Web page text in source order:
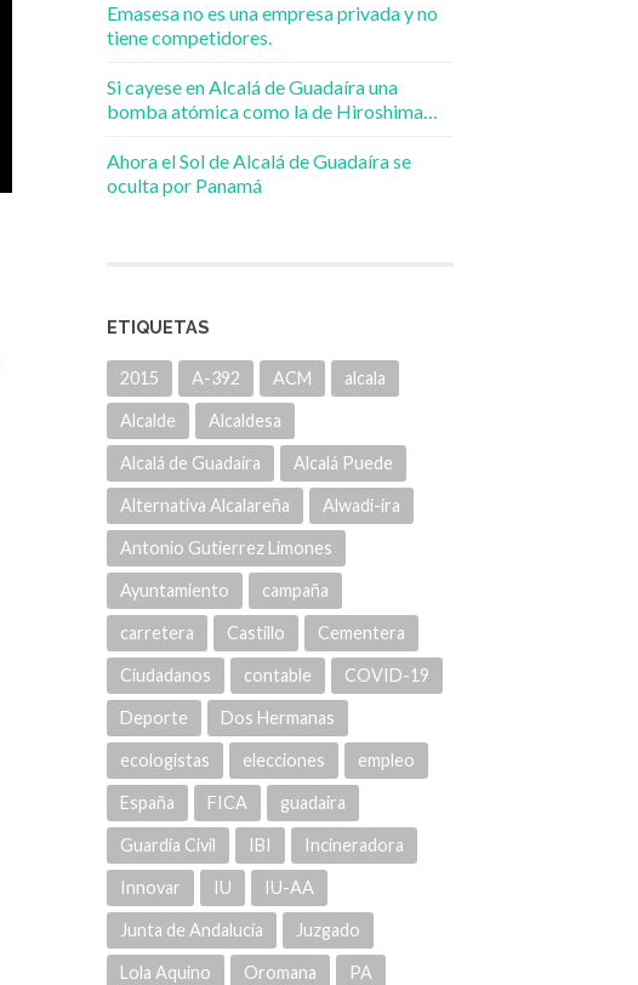
Emasesa no es una empresa privada y no
tiene competidores.
Si cayese en Alcalá de Guadaíra una
bomba atómica como la de Hiroshima…
Ahora el Sol de Alcalá de Guadaíra se
oculta por Panamá
ETIQUETAS
2015 A-392 ACM alcala
Alcalde Alcaldesa
Alcalá de Guadaíra Alcalá Puede
Alternativa Alcalareña Alwadi-ira
Antonio Gutierrez Limones
Ayuntamiento campaña
carretera Castillo Cementera
Ciudadanos contable COVID-19
Deporte Dos Hermanas
ecologistas elecciones empleo
España FICA guadaira
Guardia Civil IBI Incineradora
Innovar IU IU-AA
Junta de Andalucía Juzgado
Lola Aquino Oromana PA